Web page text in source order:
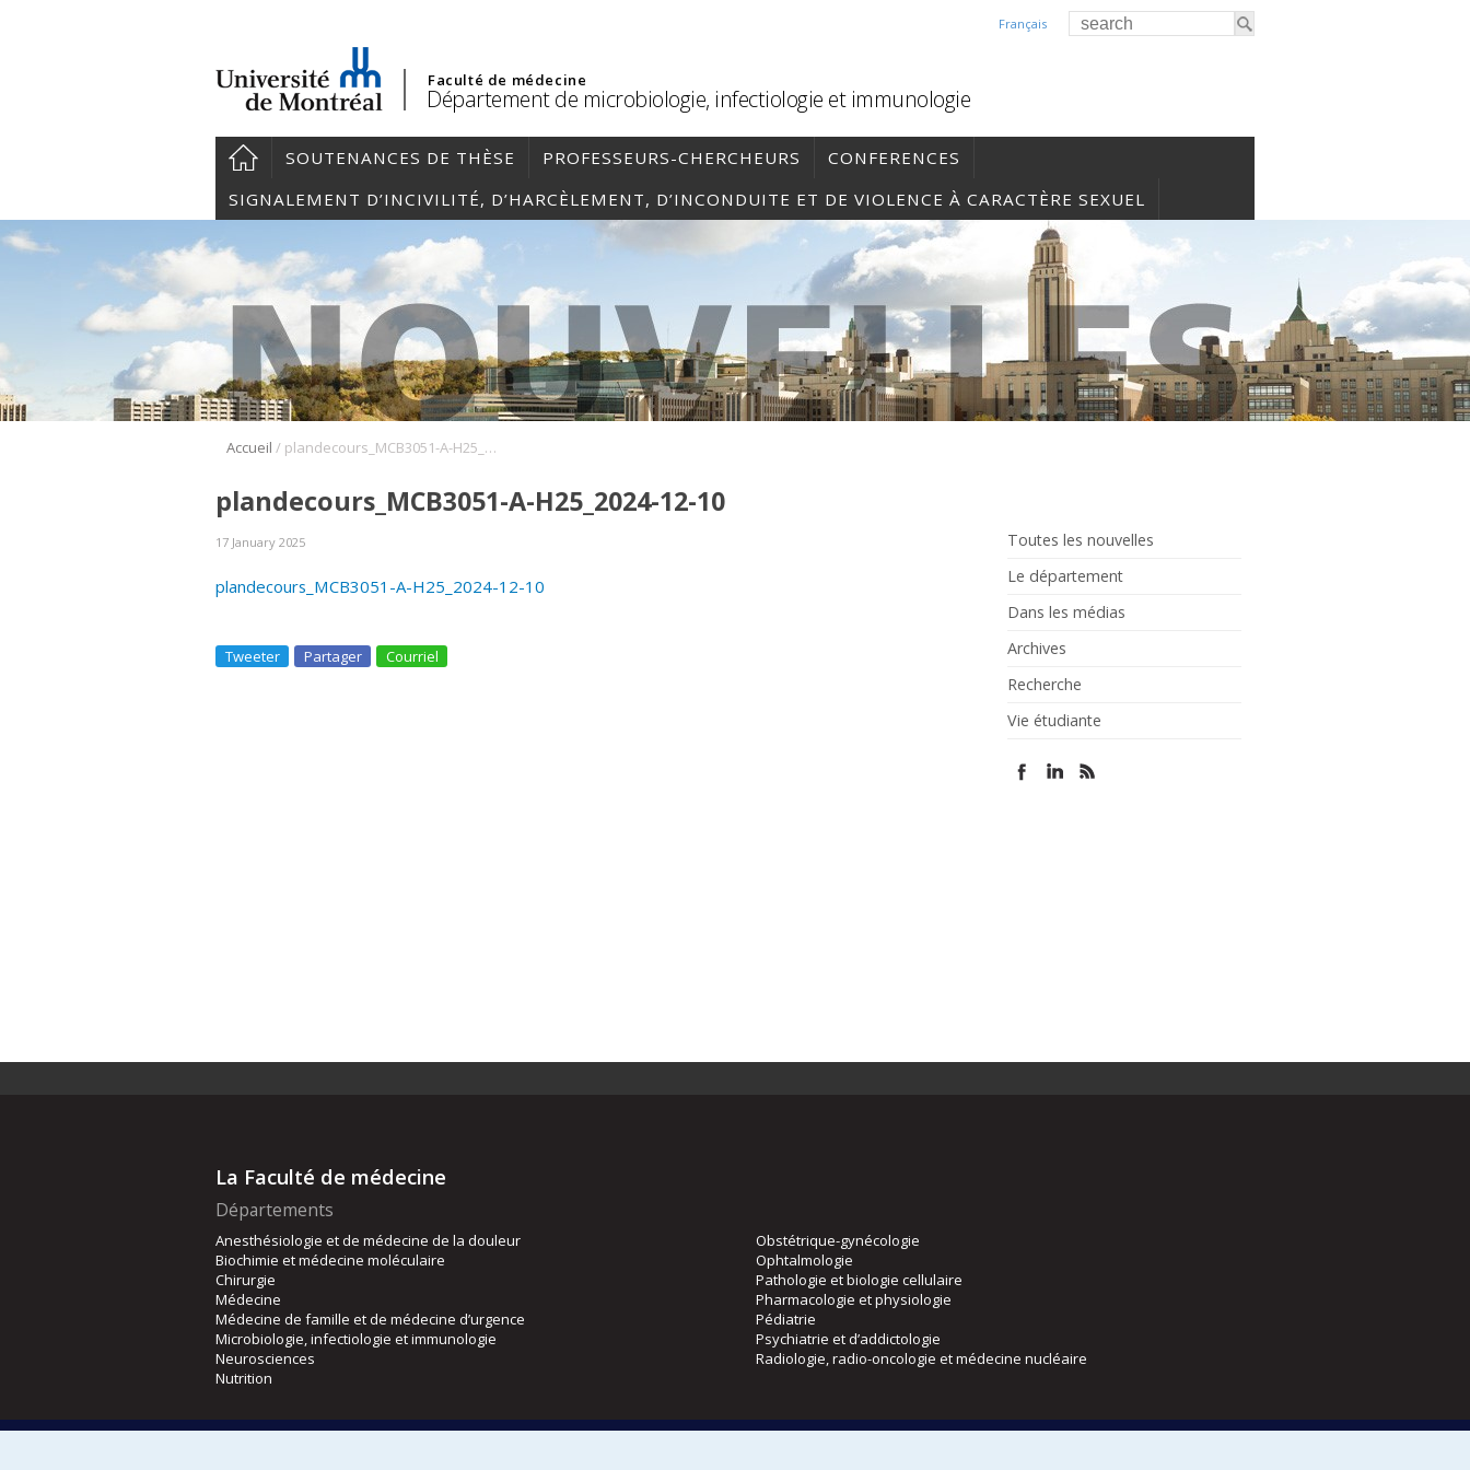
Français
Faculté de médecine
Département de microbiologie, infectiologie et immunologie
SOUTENANCES DE THÈSE PROFESSEURS-CHERCHEURS
CONFERENCES
SIGNALEMENT D’INCIVILITÉ, D’HARCÈLEMENT, D’INCONDUITE ET DE VIOLENCE À CARACTÈRE SEXUEL
Accueil / plandecours_MCB3051-A-H25_2024-12-10
Toutes les nouvelles
Le département
Dans les médias
Archives
Recherche
Vie étudiante
plandecours_MCB3051-A-H25_2024-12-10
17 January 2025
plandecours_MCB3051-A-H25_2024-12-10
Tweeter Partager Courriel
La Faculté de médecine
Départements
Anesthésiologie et de médecine de la douleur
Biochimie et médecine moléculaire
Chirurgie
Médecine
Médecine de famille et de médecine d’urgence
Microbiologie, infectiologie et immunologie
Neurosciences
Nutrition
Obstétrique-gynécologie
Ophtalmologie
Pathologie et biologie cellulaire
Pharmacologie et physiologie
Pédiatrie
Psychiatrie et d’addictologie
Radiologie, radio-oncologie et médecine nucléaire
Écoles Directions